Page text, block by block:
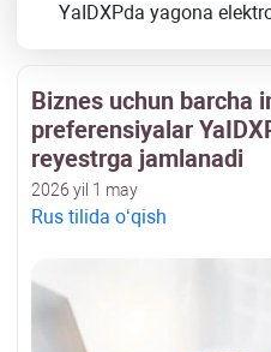
YaIDXPda yagona
Biznes uchun barcha
preferensiyalar
reyestrga jamlanadi
2026 yil 1 may
Rus tilida oʻqish